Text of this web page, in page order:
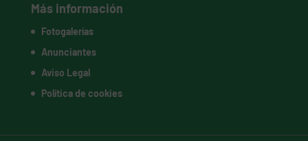
Más información
Fotogalerías
Anunciantes
Aviso Legal
Política de cookies